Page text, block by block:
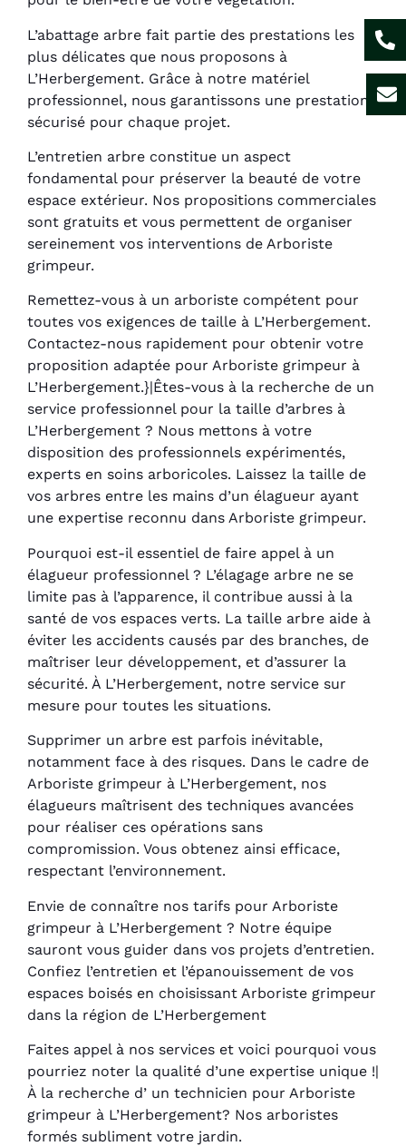
L’abattage arbre fait partie des prestations les
plus délicates que nous proposons à
L’Herbergement. Grâce à notre matériel
professionnel, nous garantissons une prestation
sécurisé pour chaque projet.
L’entretien arbre constitue un aspect
fondamental pour préserver la beauté de votre
espace extérieur. Nos propositions commerciales
sont gratuits et vous permettent de organiser
sereinement vos interventions de Arboriste
grimpeur.
Remettez-vous à un arboriste compétent pour
toutes vos exigences de taille à L’Herbergement.
Contactez-nous rapidement pour obtenir votre
proposition adaptée pour Arboriste grimpeur à
L’Herbergement.}|Êtes-vous à la recherche de un
service professionnel pour la taille d’arbres à
L’Herbergement ? Nous mettons à votre
disposition des professionnels expérimentés,
experts en soins arboricoles. Laissez la taille de
vos arbres entre les mains d’un élagueur ayant
une expertise reconnu dans Arboriste grimpeur.
Pourquoi est-il essentiel de faire appel à un
élagueur professionnel ? L’élagage arbre ne se
limite pas à l’apparence, il contribue aussi à la
santé de vos espaces verts. La taille arbre aide à
éviter les accidents causés par des branches, de
maîtriser leur développement, et d’assurer la
sécurité. À L’Herbergement, notre service sur
mesure pour toutes les situations.
Supprimer un arbre est parfois inévitable,
notamment face à des risques. Dans le cadre de
Arboriste grimpeur à L’Herbergement, nos
élagueurs maîtrisent des techniques avancées
pour réaliser ces opérations sans
compromission. Vous obtenez ainsi efficace,
respectant l’environnement.
Envie de connaître nos tarifs pour Arboriste
grimpeur à L’Herbergement ? Notre équipe
sauront vous guider dans vos projets d’entretien.
Confiez l’entretien et l’épanouissement de vos
espaces boisés en choisissant Arboriste grimpeur
dans la région de L’Herbergement
Faites appel à nos services et voici pourquoi vous
pourriez noter la qualité d’une expertise unique !|
À la recherche d’ un technicien pour Arboriste
grimpeur à L’Herbergement? Nos arboristes
formés subliment votre jardin.